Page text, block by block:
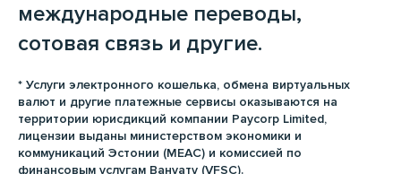
международные переводы,
сотовая связь и другие.
* Услуги электронного кошелька, обмена виртуальных
валют и другие платежные сервисы оказываются на
территории юрисдикций компании Paycorp Limited,
лицензии выданы министерством экономики и
коммуникаций Эстонии (MEAC) и комиссией по
финансовым услугам Вануату (VFSC).